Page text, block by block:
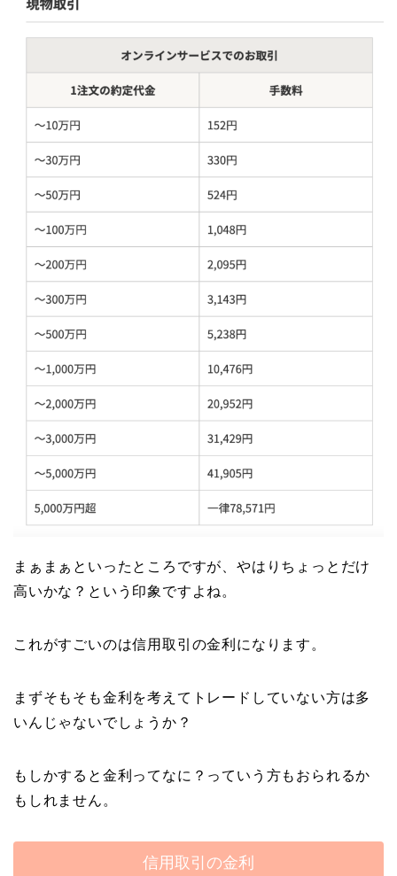
まぁまぁといったところですが、やはりちょっとだけ
高いかな？という印象ですよね。
これがすごいのは信用取引の金利になります。
まずそもそも金利を考えてトレードしていない方は多
いんじゃないでしょうか？
もしかすると金利ってなに？っていう方もおられるか
もしれません。
信用取引の金利